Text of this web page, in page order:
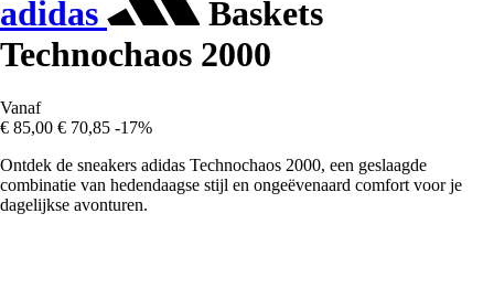
adidas
Baskets
Technochaos 2000
Vanaf
€ 85,00 € 70,85 -17%
Ontdek de sneakers adidas Technochaos 2000, een geslaagde
combinatie van hedendaagse stijl en ongeëvenaard comfort voor je
dagelijkse avonturen.